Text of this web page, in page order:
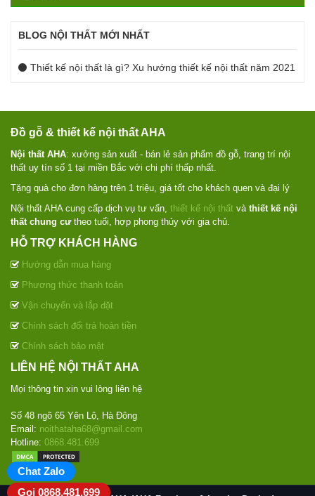
BLOG NỘI THẤT MỚI NHẤT
Thiết kế nội thất là gì? Xu hướng thiết kế nội thất năm 2021
Đồ gỗ & thiết kế nội thất AHA
Nội thất AHA: xưởng sản xuất - bán lẻ sản phẩm đồ gỗ, trang trí nội
thất uy tín số 1 tại miền Bắc với chi phí thấp nhất.
Tặng quà cho đơn hàng trên 1 triệu, giá tốt cho khách quen và đại lý
Nội thất AHA cung cấp dịch vụ tư vấn, thiết kế nội thất và thiết kế nội
thất chung cưtheo tuổi, hợp phong thủy với gia chủ.
HỖ TRỢ KHÁCH HÀNG
Hướng dẫn mua hàng
Phương thức thanh toán
Vận chuyển và lắp đặt
Chính sách đổi trả hoàn tiền
Chính sách bảo mật
LIÊN HỆ NỘI THẤT AHA
Mọi thông tin xin vui lòng liên hệ
Số 48 ngõ 65 Yên Lộ, Hà Đông
Email: noithataha68@gmail.com
Hotline: 0868.481.699
Chat Zalo
Gọi 0868.481.699